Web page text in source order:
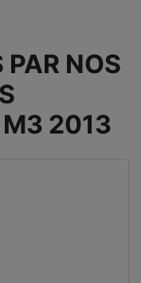
PAR NOS
M3 2013